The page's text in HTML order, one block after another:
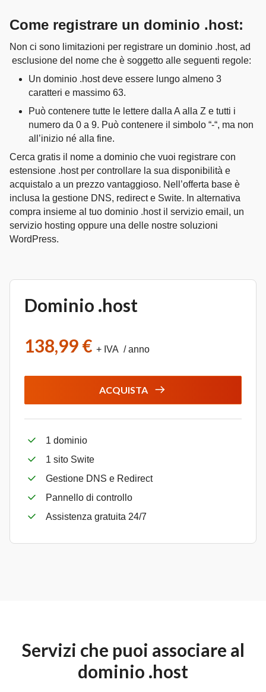
Come registrare un dominio .host:
Non ci sono limitazioni per registrare un dominio .host, ad
esclusione del nome che è soggetto alle seguenti regole:
Un dominio .host deve essere lungo almeno 3
caratteri e massimo 63.
Può contenere tutte le lettere dalla A alla Z e tutti i
numero da 0 a 9. Può contenere il simbolo “-“, ma non
all’inizio né alla fine.
Cerca gratis il nome a dominio che vuoi registrare con
estensione .host per controllare la sua disponibilità e
acquistalo a un prezzo vantaggioso. Nell’offerta base è
inclusa la gestione DNS, redirect e Swite. In alternativa
compra insieme al tuo dominio .host il servizio email, un
servizio hosting oppure una delle nostre soluzioni
WordPress.
Dominio .host
138,99 € + IVA / anno
ACQUISTA
1 dominio
1 sito Swite
Gestione DNS e Redirect
Pannello di controllo
Assistenza gratuita 24/7
Servizi che puoi associare al
dominio .host